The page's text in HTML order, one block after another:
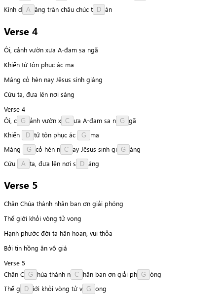
Kính d A âng trân châu chúc t D án
Verse 4
Ôi, cảnh vườn xưa A-đam sa ngã
Khiến tử tôn phục ác ma
Máng cỏ hèn nay Jêsus sinh giáng
Cứu ta, đưa lên nơi sáng
Verse 4
Ôi, c G ảnh vườn x C ưa A-đam sa n G gã
Khiến
D tử tôn phục ác G ma
Máng
G cỏ hèn n C ay Jêsus sinh gi G áng
Cứu
A ta đưa lên nơi s D áng
Verse 5
Chân Chúa thành nhân ban ơn giải phóng
Thế giới khỏi vòng tử vong
Hạnh phước đời ta hân hoan, vui thỏa
Bởi tin hồng ân vô giá
Verse 5
Chân C G húa thành n C hân ban ơn giải ph G óng
Thế g D iới khỏi vòng tử v G ong